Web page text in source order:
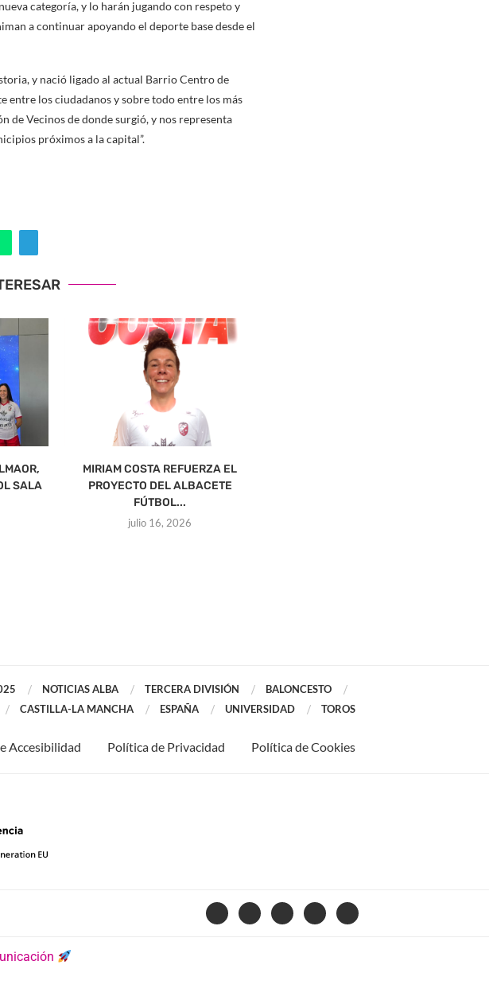
categoría, y lo harán jugando con respeto y
a continuar apoyando el deporte base desde el
y nació ligado al actual Barrio Centro de
los ciudadanos y sobre todo entre los más
de Vecinos de donde surgió, y nos representa
próximos a la capital”.
SALA
MIRIAM COSTA REFUERZA EL
PROYECTO DEL ALBACETE
FÚTBOL...
julio 16, 2026
NOTICIAS ALBA TERCERA DIVISIÓN
BALONCESTO
CASTILLA-LA MANCHA ESPAÑA UNIVERSIDAD TOROS
Accesibilidad Política de Privacidad Política de Cookies